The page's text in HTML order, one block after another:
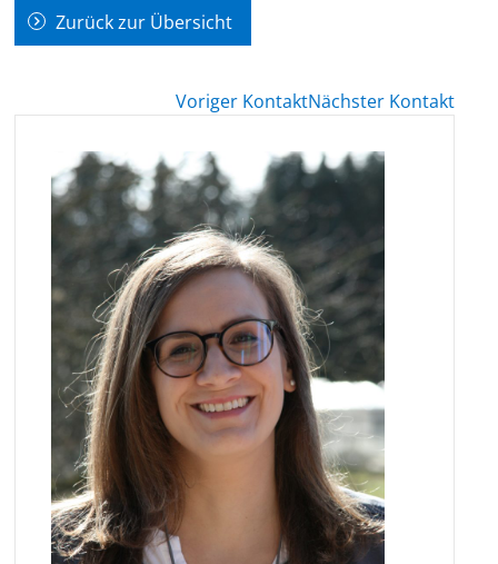
Zurück zur Übersicht
Voriger KontaktNächster Kontakt